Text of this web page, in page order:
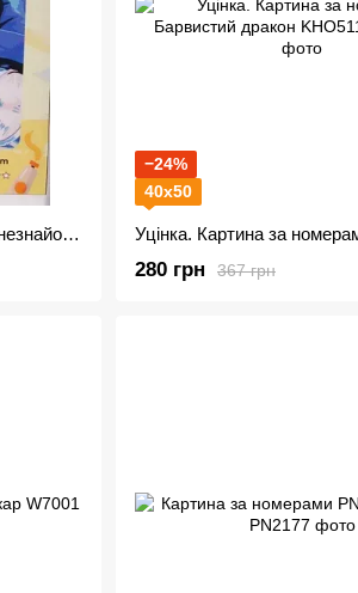
Картина за номерами Чарівна незнайомка OPT0581 кольорова схема
−24%
40х50
367 грн
280 грн